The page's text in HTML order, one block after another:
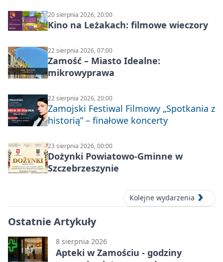
20 sierpnia 2026, 20:00
Kino na Leżakach: filmowe wieczory
22 sierpnia 2026, 07:00
Zamość – Miasto Idealne:
mikrowyprawa
22 sierpnia 2026, 20:00
Zamojski Festiwal Filmowy „Spotkania z
historią” – finałowe koncerty
23 sierpnia 2026, 00:00
Dożynki Powiatowo-Gminne w
Szczebrzeszynie
Kolejne wydarzenia
Ostatnie Artykuły
8 sierpnia 2026
Apteki w Zamościu - godziny